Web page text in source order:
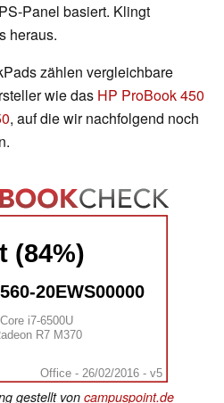
Panel basiert. Klingt
heraus.
zählen vergleichbare
wie das HP ProBook 450
, auf die wir nachfolgend noch
(84%)
20EWS00000
i7-6500U
R7 M370
Office - 26/02/2016 - v5
gestellt von campuspoint.de